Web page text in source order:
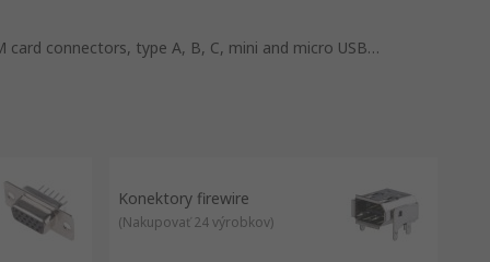
connectors, type A, B, C, mini and micro USB
and Harting or try our own brand RS PRO.
is used to join conductors electrically or mechanically
most popular connectors and what they are used for.
Konektory firewire
(Nakupovať 24 výrobkov)